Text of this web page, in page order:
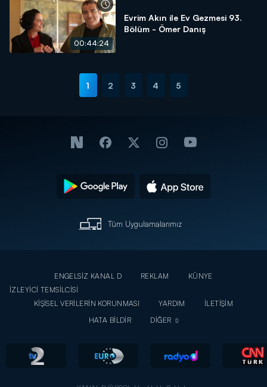
00:44:24
Evrim Akın ile Ev Gezmesi 93.
Bölüm - Ömer Danış
1 2 3 4 5
Tüm Uygulamalarımız
ENGELSİZ KANAL D REKLAM
KÜNYE
İZLEYİCİ TEMSİLCİSİ
KİŞİSEL VERİLERİN KORUNMASI
YARDIM
İLETİŞİM
HATA BİLDİR
DİĞER